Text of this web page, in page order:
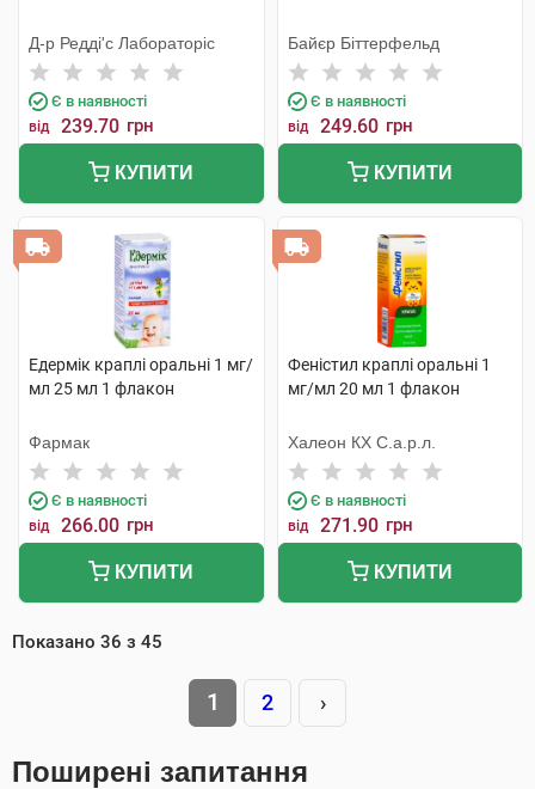
Д-р Редді'с Лабораторіс
Є в наявності
від 239.70 грн
КУПИТИ
Байєр Біттерфельд
Є в наявності
від 249.60 грн
КУПИТИ
Едермік краплі оральні 1 мг/
мл 25 мл 1 флакон
Фармак
Є в наявності
від 266.00 грн
КУПИТИ
Феністил краплі оральні 1
мг/мл 20 мл 1 флакон
Халеон КХ С.а.р.л.
Є в наявності
від 271.90 грн
КУПИТИ
Показано 36 з 45
1 2 ›
Поширені запитання